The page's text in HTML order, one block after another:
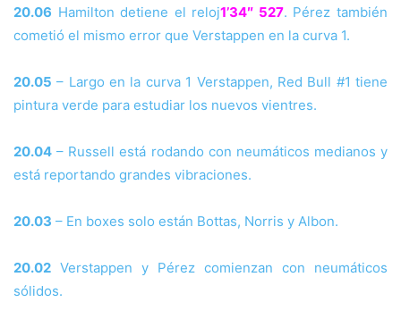
20.06 Hamilton detiene el reloj1’34″ 527. Pérez también
cometió el mismo error que Verstappen en la curva 1.
20.05 – Largo en la curva 1 Verstappen, Red Bull #1 tiene
pintura verde para estudiar los nuevos vientres.
20.04 – Russell está rodando con neumáticos medianos y
está reportando grandes vibraciones.
20.03 – En boxes solo están Bottas, Norris y Albon.
20.02 Verstappen y Pérez comienzan con neumáticos
sólidos.